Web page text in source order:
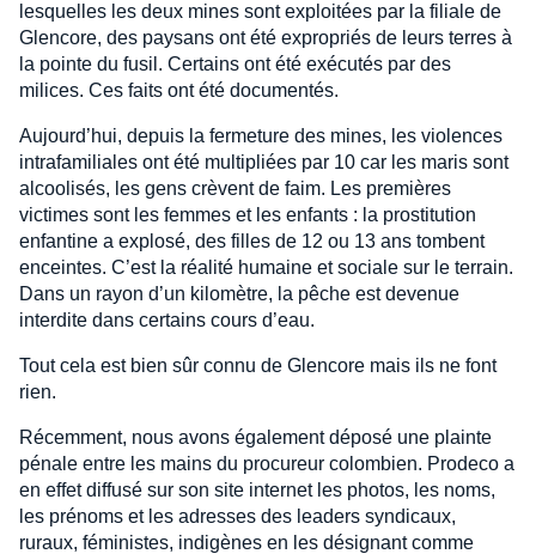
lesquelles les deux mines sont exploitées par la filiale de
Glencore, des paysans ont été expropriés de leurs terres à
la pointe du fusil. Certains ont été exécutés par des
milices. Ces faits ont été documentés.
Aujourd’hui, depuis la fermeture des mines, les violences
intrafamiliales ont été multipliées par 10 car les maris sont
alcoolisés, les gens crèvent de faim. Les premières
victimes sont les femmes et les enfants : la prostitution
enfantine a explosé, des filles de 12 ou 13 ans tombent
enceintes. C’est la réalité humaine et sociale sur le terrain.
Dans un rayon d’un kilomètre, la pêche est devenue
interdite dans certains cours d’eau.
Tout cela est bien sûr connu de Glencore mais ils ne font
rien.
Récemment, nous avons également déposé une plainte
pénale entre les mains du procureur colombien. Prodeco a
en effet diffusé sur son site internet les photos, les noms,
les prénoms et les adresses des leaders syndicaux,
ruraux, féministes, indigènes en les désignant comme